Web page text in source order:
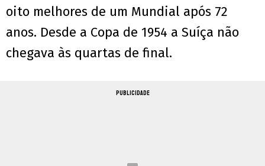
oito melhores de um Mundial após 72
anos. Desde a Copa de 1954 a Suíça não
chegava às quartas de final.
PUBLICIDADE